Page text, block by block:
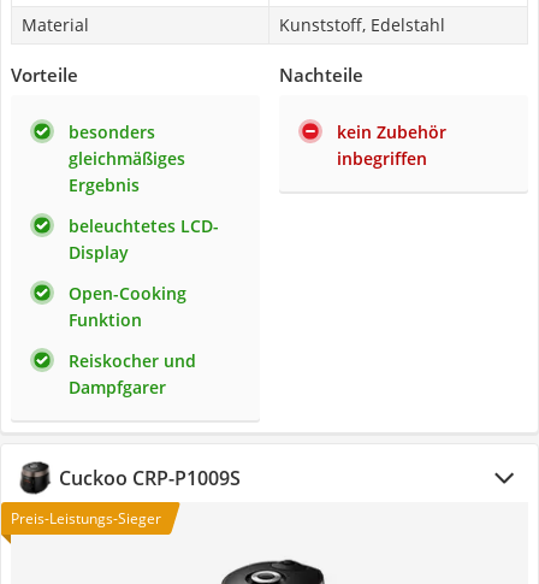
Material
Kunststoff, Edelstahl
Vorteile
besonders
gleichmäßiges
Ergebnis
beleuchtetes LCD-
Display
Open-Cooking
Funktion
Reiskocher und
Dampfgarer
Nachteile
kein Zubehör
inbegriffen
Cuckoo CRP-P1009S
Preis-Leistungs-Sieger